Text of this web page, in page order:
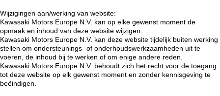
Wijzigingen aan/werking van website:
Kawasaki Motors Europe N.V. kan op elke gewenst moment de
opmaak en inhoud van deze website wijzigen.
Kawasaki Motors Europe N.V. kan deze website tijdelijk buiten werking
stellen om ondersteunings- of onderhoudswerkzaamheden uit te
voeren, de inhoud bij te werken of om enige andere reden.
Kawasaki Motors Europe N.V. behoudt zich het recht voor de toegang
tot deze website op elk gewenst moment en zonder kennisgeving te
beëindigen.